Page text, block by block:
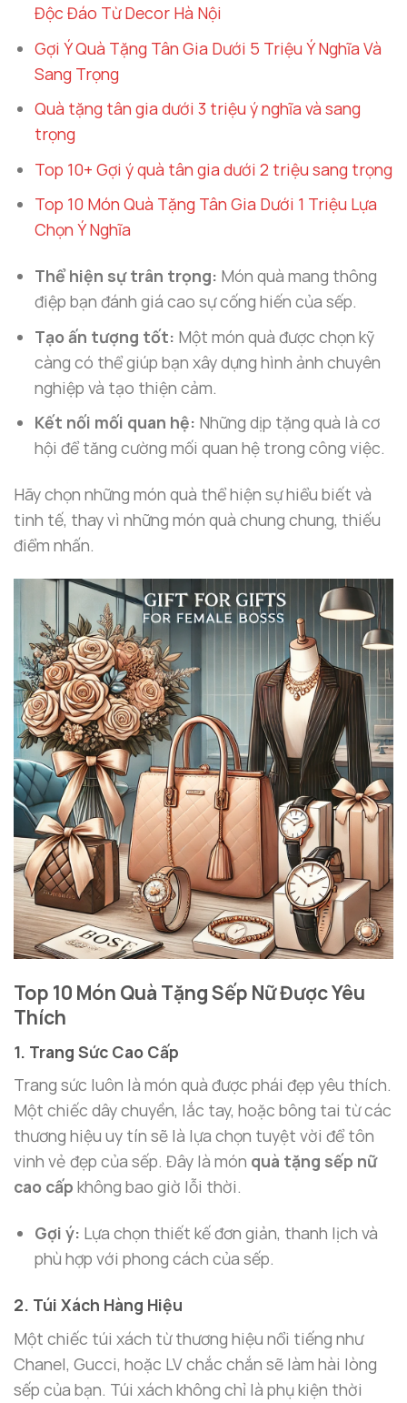
Độc Đáo Từ Decor Hà Nội
Gợi Ý Quà Tặng Tân Gia Dưới 5 Triệu Ý Nghĩa Và
Sang Trọng
Quà tặng tân gia dưới 3 triệu ý nghĩa và sang
trọng
Top 10+ Gợi ý quà tân gia dưới 2 triệu sang trọng
Top 10 Món Quà Tặng Tân Gia Dưới 1 Triệu Lựa
Chọn Ý Nghĩa
Thể hiện sự trân trọng: Món quà mang thông
điệp bạn đánh giá cao sự cống hiến của sếp.
Tạo ấn tượng tốt: Một món quà được chọn kỹ
càng có thể giúp bạn xây dựng hình ảnh chuyên
nghiệp và tạo thiện cảm.
Kết nối mối quan hệ: Những dịp tặng quà là cơ
hội để tăng cường mối quan hệ trong công việc.
Hãy chọn những món quà thể hiện sự hiểu biết và
tinh tế, thay vì những món quà chung chung, thiếu
điểm nhấn.
Top 10 Món Quà Tặng Sếp Nữ Được Yêu
Thích
1. Trang Sức Cao Cấp
Trang sức luôn là món quà được phái đẹp yêu thích.
Một chiếc dây chuyền, lắc tay, hoặc bông tai từ các
thương hiệu uy tín sẽ là lựa chọn tuyệt vời để tôn
vinh vẻ đẹp của sếp. Đây là món quà tặng sếp nữ
cao cấp không bao giờ lỗi thời.
Gợi ý: Lựa chọn thiết kế đơn giản, thanh lịch và
phù hợp với phong cách của sếp.
2. Túi Xách Hàng Hiệu
Một chiếc túi xách từ thương hiệu nổi tiếng như
Chanel, Gucci, hoặc LV chắc chắn sẽ làm hài lòng
sếp của bạn. Túi xách không chỉ là phụ kiện thời